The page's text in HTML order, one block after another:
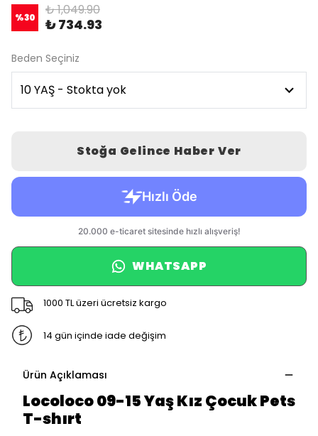
%30 ₺ 1,049.90
₺ 734.93
Beden Seçiniz
Stoğa Gelince Haber Ver
WHATSAPP
1000 TL üzeri ücretsiz kargo
14 gün içinde iade değişim
Ürün Açıklaması
Locoloco 09-15 Yaş Kız Çocuk Pets
T-shırt